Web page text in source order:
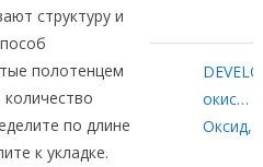
структуру и
полотенцем
по длине
к укладке.
9/3
50%..
цены
на
CNI на
Оксид,